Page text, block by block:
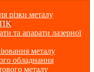
різки металу
та апарати лазерної
металу
обладнання
металу